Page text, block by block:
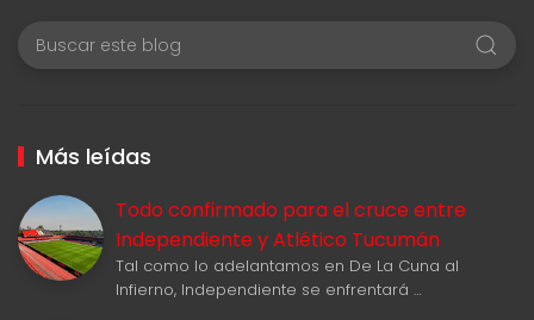
Más leídas
Todo confirmado para el cruce entre
Independiente y Atlético Tucumán
Tal como lo adelantamos en De La Cuna al
Infierno, Independiente se enfrentará …